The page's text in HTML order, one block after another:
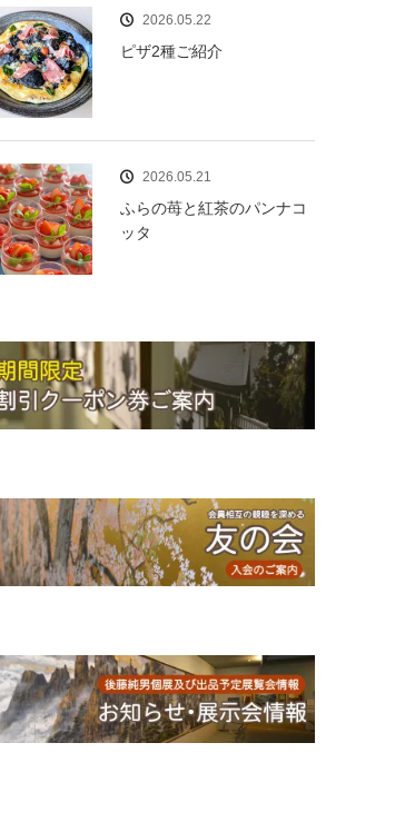
2026.05.22
ピザ2種ご紹介
2026.05.21
ふらの苺と紅茶のパンナコ
ッタ